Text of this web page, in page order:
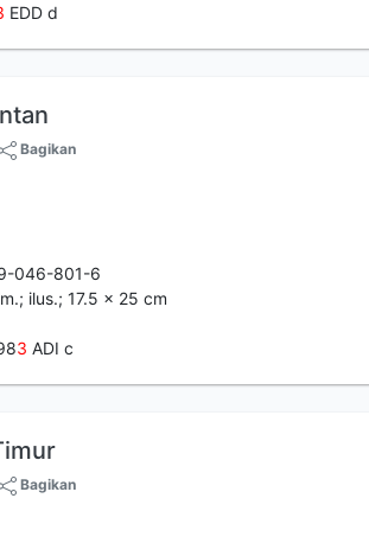
EDD d
Bagikan
046-801-6
ilus.; 17.5 x 25 cm
3 ADI c
Bagikan